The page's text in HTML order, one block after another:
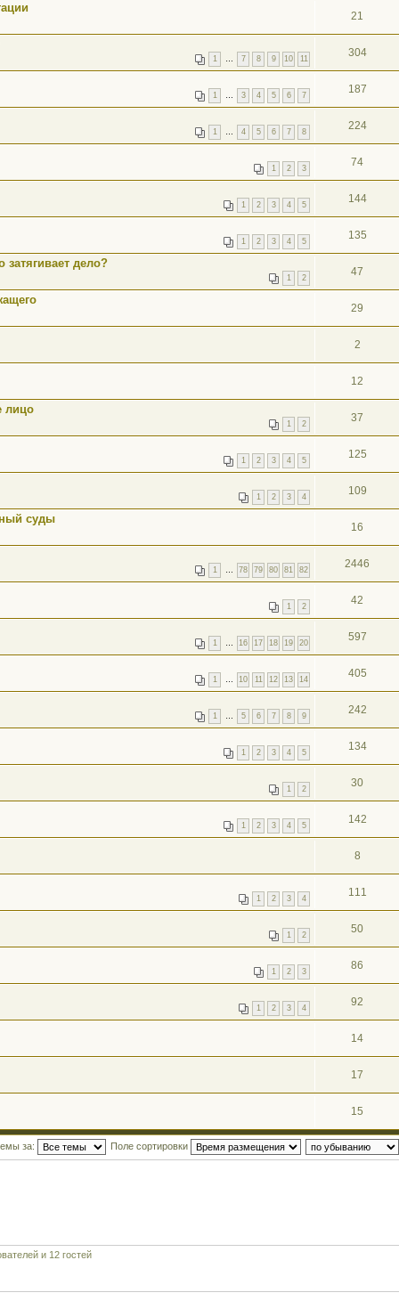
21
1 … 7 8 9 10 11 304
1 … 3 4 5 6 7 187
1 … 4 5 6 7 8 224
1 2 3 74
1 2 3 4 5 144
1 2 3 4 5 135
дело?
1 2 47
29
2
12
лицо
1 2 37
1 2 3 4 5 125
1 2 3 4 109
суды
16
1 … 78 79 80 81 82 2446
1 2 42
1 … 16 17 18 19 20 597
1 … 10 11 12 13 14 405
1 … 5 6 7 8 9 242
1 2 3 4 5 134
1 2 30
1 2 3 4 5 142
8
1 2 3 4 111
1 2 50
1 2 3 86
1 2 3 4 92
14
17
15
за: Поле сортировки
и 12 гостей